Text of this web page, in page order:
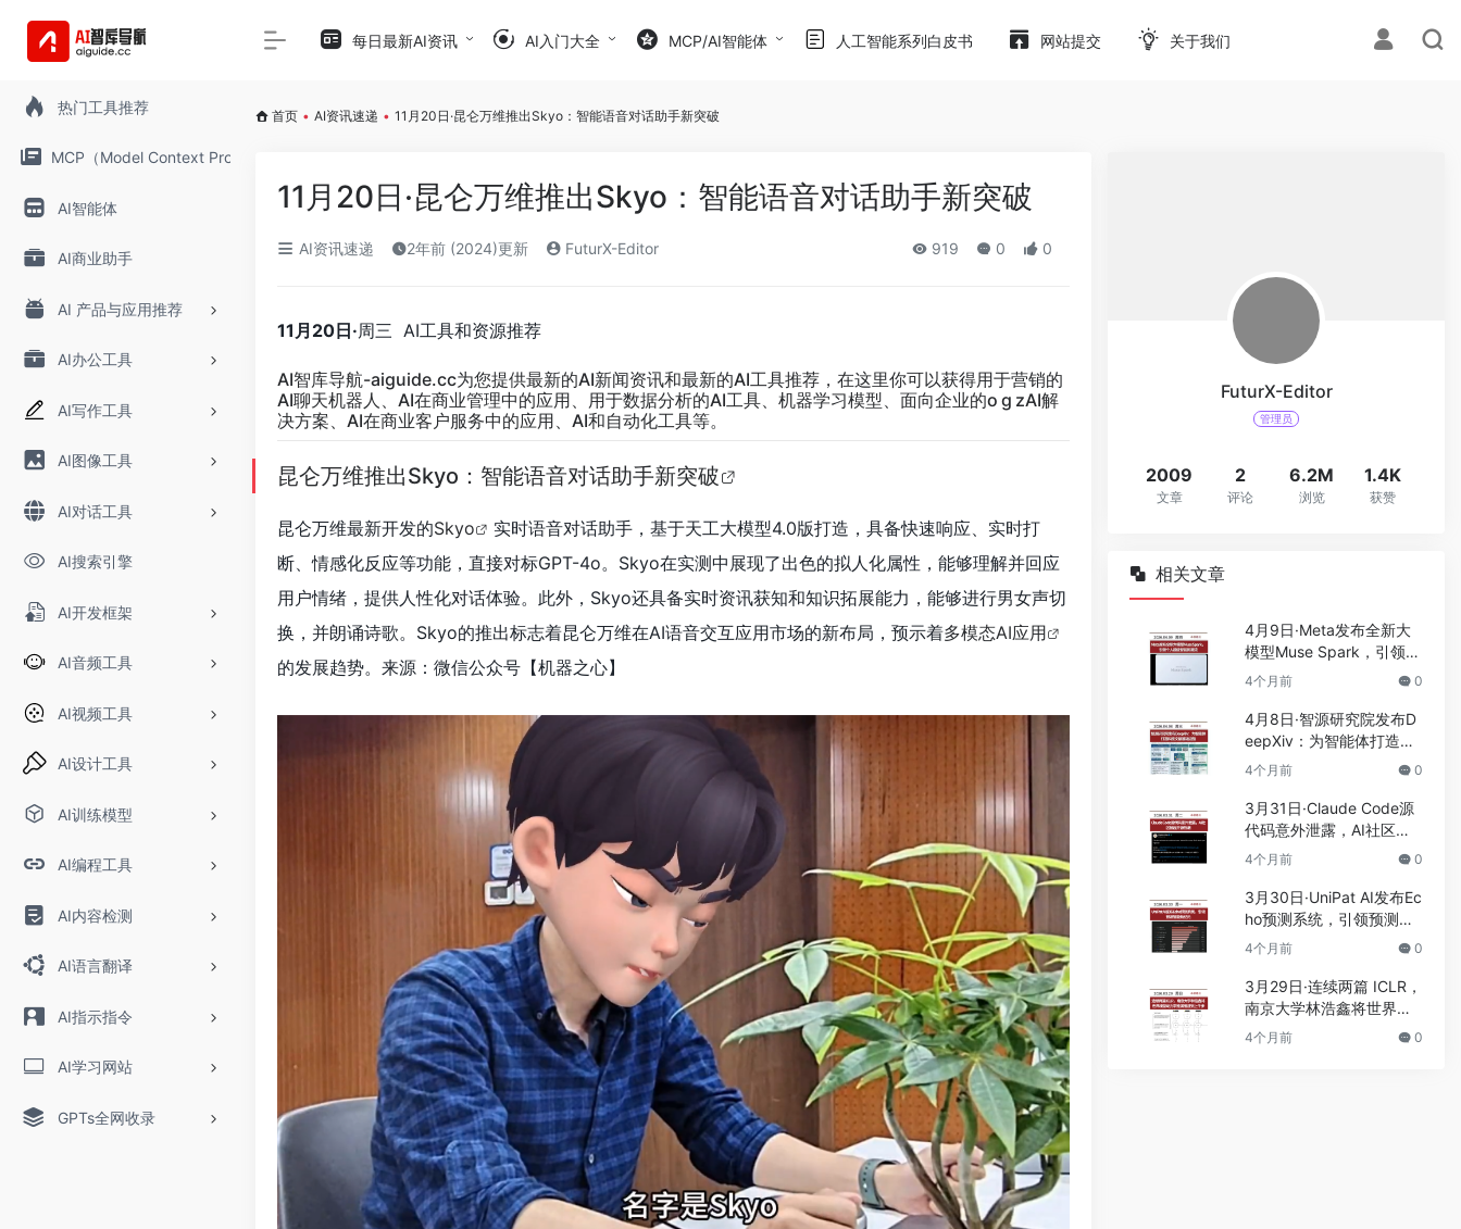
热门工具推荐
MCP（Model Context Protocol）
AI智能体
AI商业助手
AI 产品与应用推荐
AI办公工具
AI写作工具
AI图像工具
AI对话工具
AI搜索引擎
AI开发框架
AI音频工具
AI视频工具
AI设计工具
AI训练模型
AI编程工具
AI内容检测
AI语言翻译
AI指示指令
AI学习网站
GPTs全网收录
每日最新AI资讯 AI入门大全 MCP/AI智能体 人工智能系列白皮书 网站提交 关于我们
首页 • AI资讯速递 • 11月20日·昆仑万维推出Skyo：智能语音对话助手新突破
11月20日·昆仑万维推出Skyo：智能语音对话助手新突破
AI资讯速递 2年前 (2024)更新 FuturX-Editor 919 0 0
11月20日·周三 AI工具和资源推荐
AI智库导航-aiguide.cc为您提供最新的AI新闻资讯和最新的AI工具推荐，在这里你可以获得用于营销的
AI聊天机器人、AI在商业管理中的应用、用于数据分析的AI工具、机器学习模型、面向企业的o g zAI解
决方案、AI在商业客户服务中的应用、AI和自动化工具等。
昆仑万维推出Skyo：智能语音对话助手新突破
昆仑万维最新开发的Skyo
实时语音对话助手，基于天工大模型4.0版打造，具备快速响应、实时打
断、情感化反应等功能，直接对标GPT-4o。Skyo在实测中展现了出色的拟人化属性，能够理解并回应
用户情绪，提供人性化对话体验。此外，Skyo还具备实时资讯获知和知识拓展能力，能够进行男女声切
换，并朗诵诗歌。Skyo的推出标志着昆仑万维在AI语音交互应用市场的新布局，预示着多模态AI应用
的发展趋势。来源：微信公众号【机器之心】
FuturX-Editor
管理员
2009
文章
2
评论
6.2M
浏览
1.4K
获赞
相关文章
4月9日·Meta发布全新大
模型Muse Spark，引领个
人超级智能新潮流
4个月前 0
4月8日·智源研究院发布D
eepXiv：为智能体打造科
技文献基础设施
4个月前 0
3月31日·Claude Code源
代码意外泄露，AI社区掀
起开源热潮
4个月前 0
3月30日·UniPat AI发布Ec
ho预测系统，引领预测智
能新纪元
4个月前 0
3月29日·连续两篇 ICLR，
南京大学林浩鑫将世界模
型动力学推演推进到上千
4个月前 0